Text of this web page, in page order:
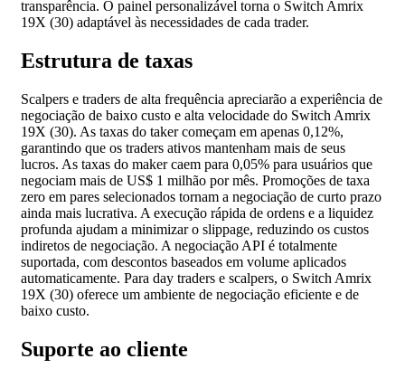
transparência. O painel personalizável torna o Switch Amrix
19X (30) adaptável às necessidades de cada trader.
Estrutura de taxas
Scalpers e traders de alta frequência apreciarão a experiência de
negociação de baixo custo e alta velocidade do Switch Amrix
19X (30). As taxas do taker começam em apenas 0,12%,
garantindo que os traders ativos mantenham mais de seus
lucros. As taxas do maker caem para 0,05% para usuários que
negociam mais de US$ 1 milhão por mês. Promoções de taxa
zero em pares selecionados tornam a negociação de curto prazo
ainda mais lucrativa. A execução rápida de ordens e a liquidez
profunda ajudam a minimizar o slippage, reduzindo os custos
indiretos de negociação. A negociação API é totalmente
suportada, com descontos baseados em volume aplicados
automaticamente. Para day traders e scalpers, o Switch Amrix
19X (30) oferece um ambiente de negociação eficiente e de
baixo custo.
Suporte ao cliente